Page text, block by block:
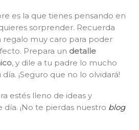
es la que tienes pensando en
sorprender. Recuerda
regalo muy caro para poder
Prepara un detalle
, y dile a tu padre lo mucho
¡Seguro que no lo olvidará!
estés lleno de ideas y
¡No te pierdas nuestro blog